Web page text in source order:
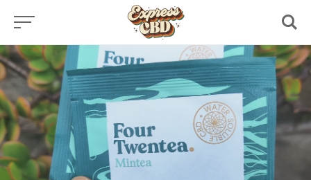
Skip
content